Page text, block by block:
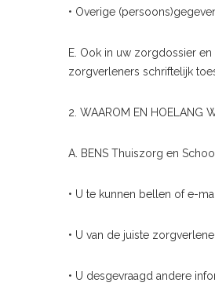
• Overige
E. Ook in uw zorgdossier
zorgverleners schriftelijk
2. WAAROM EN HOELANG
A. BENS Thuiszorg en
• U te kunnen bellen of e-
• U van de juiste
• U desgevraagd andere